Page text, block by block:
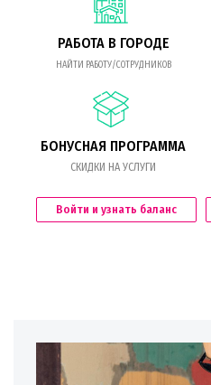
РАБОТА В ГОРОДЕ
НАЙТИ РАБОТУ/СОТРУДНИКОВ
БОНУСНАЯ ПРОГРАММА
СКИДКИ НА УСЛУГИ
Войти и узнать баланс